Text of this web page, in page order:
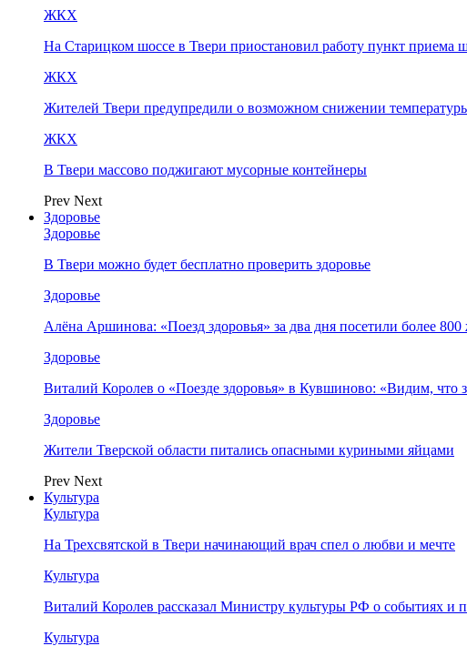
ЖКХ
На Старицком шоссе в Твери приостановил работу пункт приема
ЖКХ
Жителей Твери предупредили о возможном снижении
ЖКХ
В Твери массово поджигают мусорные контейнеры
Prev Next
Здоровье
Здоровье
В Твери можно будет бесплатно проверить здоровье
Здоровье
Алёна Аршинова: «Поезд здоровья» за два дня посетили более
Здоровье
Виталий Королев о «Поезде здоровья» в Кувшиново: «Видим, что
Здоровье
Жители Тверской области питались опасными куриными яйцами
Prev Next
Культура
Культура
На Трехсвятской в Твери начинающий врач спел о любви и мечте
Культура
Виталий Королев рассказал Министру культуры РФ о событиях и
Культура